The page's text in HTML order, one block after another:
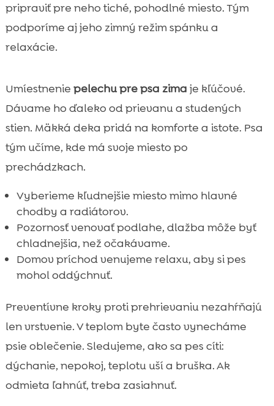
pripraviť pre neho tiché, pohodlné miesto. Tým
podporíme aj jeho zimný režim spánku a
relaxácie.
Umíestnenie pelechu pre psa zima je kľúčové.
Dávame ho ďaleko od prievanu a studených
stien. Mäkká deka pridá na komforte a istote. Psa
tým učíme, kde má svoje miesto po
prechádzkach.
Vyberieme kľudnejšie miesto mimo hlavné
chodby a radiátorov.
Pozornosť venovať podlahe, dlažba môže byť
chladnejšia, než očakávame.
Domov príchod venujeme relaxu, aby si pes
mohol oddýchnuť.
Preventívne kroky proti prehrievaniu nezahŕňajú
len vrstvenie. V teplom byte často vynecháme
psie oblečenie. Sledujeme, ako sa pes cíti:
dýchanie, nepokoj, teplotu uší a bruška. Ak
odmieta ľahnúť, treba zasiahnuť.